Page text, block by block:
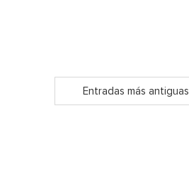
Entradas más antiguas